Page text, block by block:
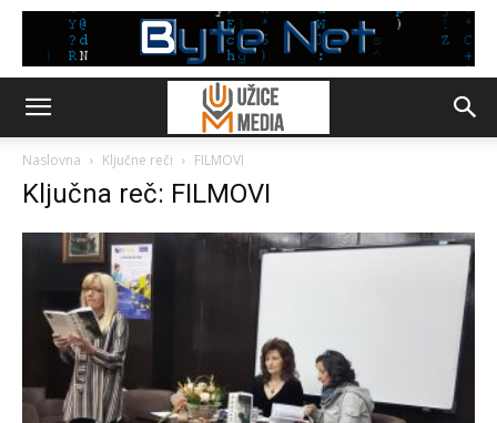
Naslovna Ključne reči FILMOVI
Ključna reč: FILMOVI